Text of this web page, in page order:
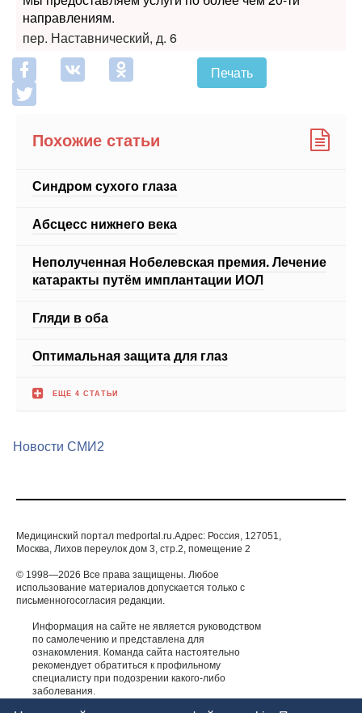
Похожие статьи
Синдром сухого глаза
Абсцесс нижнего века
Неполученная Нобелевская премия. Лечение
катаракты путём имплантации ИОЛ
Гляди в оба
Оптимальная защита для глаз
Новости СМИ2
Москва, Лихов переулок дом 3, стр.2, помещение 2
использование материалов допускается только с
письменногосогласия редакции.
Информация на сайте не является руководством
по самолечению и представлена для
ознакомления. Команда сайта настоятельно
специалисту при подозрении какого-либо
заболевания.
ИМЕЮТСЯ ПРОТИВОПОКАЗАНИЯ. НЕОБХОДИМА
КОНСУЛЬТАЦИЯ СПЕЦИАЛИСТА.